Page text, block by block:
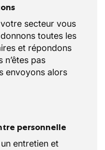
secteur vous
toutes les
et répondons
n’êtes pas
envoyons alors
personnelle
entretien et